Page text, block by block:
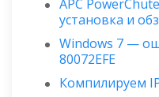
APC
установка и
Windows 7 —
80072EFE
Компилируем